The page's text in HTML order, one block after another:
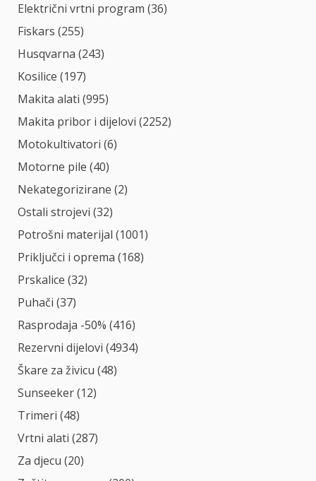
Električni vrtni program (36)
Fiskars (255)
Husqvarna (243)
Kosilice (197)
Makita alati (995)
Makita pribor i dijelovi (2252)
Motokultivatori (6)
Motorne pile (40)
Nekategorizirane (2)
Ostali strojevi (32)
Potrošni materijal (1001)
Priključci i oprema (168)
Prskalice (32)
Puhači (37)
Rasprodaja -50% (416)
Rezervni dijelovi (4934)
Škare za živicu (48)
Sunseeker(12)
Trimeri (48)
Vrtni alati (287)
Za djecu (20)